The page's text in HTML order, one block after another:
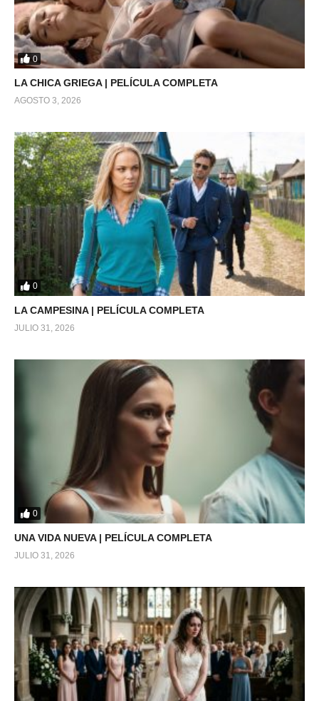
0
LA CHICA GRIEGA | PELÍCULA COMPLETA
AGOSTO 3, 2026
0
LA CAMPESINA | PELÍCULA COMPLETA
JULIO 31, 2026
0
UNA VIDA NUEVA | PELÍCULA COMPLETA
JULIO 31, 2026